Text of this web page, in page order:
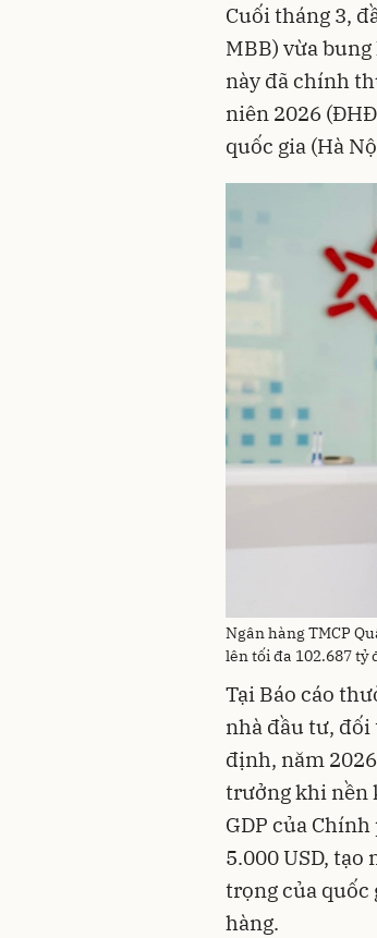
Cuối tháng 3,
MBB) vừa
này đã chính
niên 2026
quốc gia (Hà
Ngân hàng TMCP
lên tối đa 102.687 tỷ
Tại Báo cáo
nhà đầu tư, đối
định, năm
trưởng khi nền
GDP của
5.000 USD,
trọng của quốc
hàng.